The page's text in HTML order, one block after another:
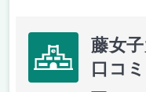
藤女
口コミ